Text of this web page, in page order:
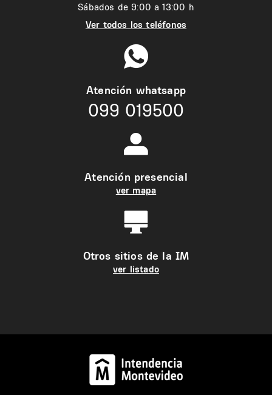
Sábados de 9:00 a 13:00 h
Ver todos los teléfonos
Atención whatsapp
099 019500
Atención presencial
ver mapa
Otros sitios de la IM
ver listado